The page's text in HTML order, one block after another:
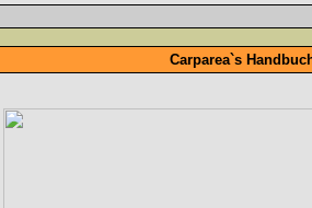
Carparea`s